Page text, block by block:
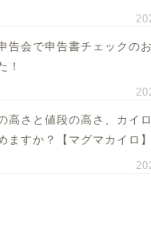
告会で申告書チェックの
！
高さと値段の高さ、カイ
ますか？【マグマカイロ】